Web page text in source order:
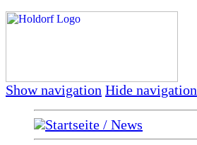
Show navigation Hide navigation
Startseite / News